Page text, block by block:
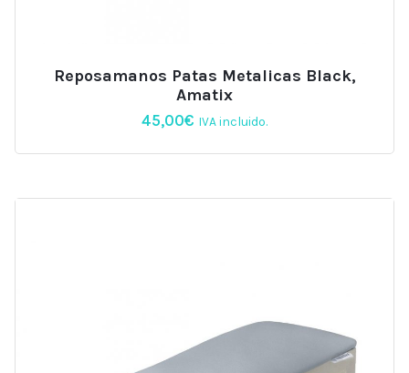
Reposamanos Patas Metalicas Black,
Amatix
45,00€ IVA incluido.